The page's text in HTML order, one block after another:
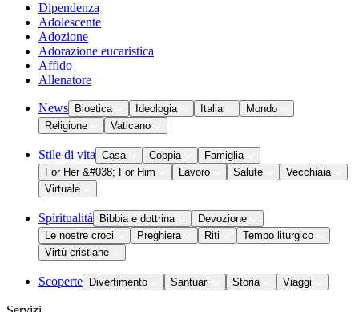
Dipendenza
Adolescente
Adozione
Adorazione eucaristica
Affido
Allenatore
News Bioetica Ideologia Italia
Mondo
Religione
Vaticano
Stile di vita Casa Coppia
Famiglia
For Her &#038; For Him
Lavoro Salute
Vecchiaia
Virtuale
Spiritualità Bibbia e dottrina
Devozione
Le nostre croci
Preghiera Riti
Tempo liturgico
Virtù cristiane
Scoperte Divertimento Santuari Storia Viaggi